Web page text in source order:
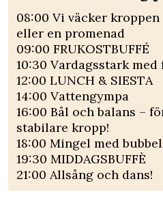
08:00 Vi väcker
eller en promenad
09:00 FRUKOSTBUFFÉ
10:30 Vardagsstark
12:00 LUNCH & SIESTA
14:00 Vattengympa
16:00 Bål och balans –
stabilare kropp!
18:00 Mingel med bubbel
19:30 MIDDAGSBUFFÈ
21:00 Allsång och dans!